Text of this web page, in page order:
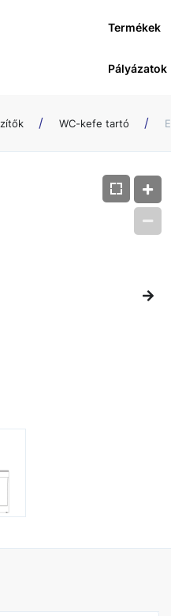
Termékek
Pályázatok
WC-kefe tartó